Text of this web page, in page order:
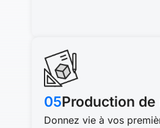
05Production de
Donnez vie à vos